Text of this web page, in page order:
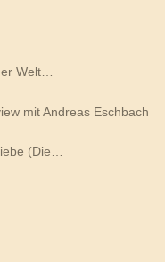
Welt…
mit Andreas Eschbach
(Die…